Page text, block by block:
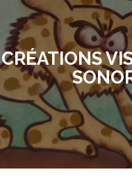
CRÉATIONS